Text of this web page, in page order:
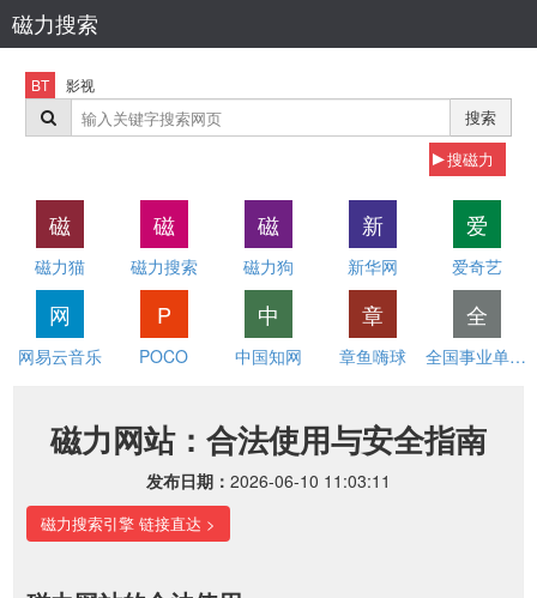
磁力搜索
BT 影视
搜索
搜磁力
磁
磁力猫
磁
磁力搜索
磁
磁力狗
新
新华网
爱
爱奇艺
网
网易云音乐
P
POCO
中
中国知网
章
章鱼嗨球
全
全国事业单位招聘网
磁力网站：合法使用与安全指南
发布日期： 2026-06-10 11:03:11
磁力搜索引擎 链接直达 >